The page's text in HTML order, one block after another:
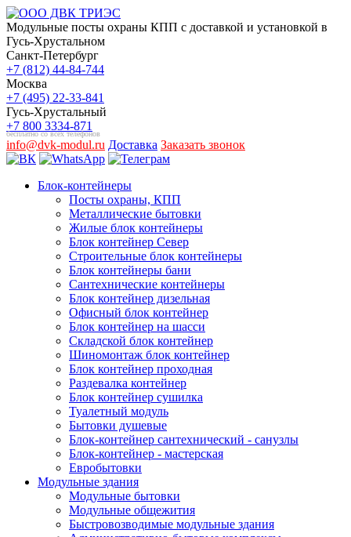
Модульные посты охраны КПП с доставкой и установкой в
Гусь-Хрустальном
Санкт-Петербург
+7 (812) 44-84-744
Москва
+7 (495) 22-33-841
Гусь-Хрустальный
+7 800 3334-871
бесплатно со всех телефонов
info@dvk-modul.ru Доставка Заказать звонок
Блок-контейнеры
Посты охраны, КПП
Металлические бытовки
Жилые блок контейнеры
Блок контейнер Север
Строительные блок контейнеры
Блок контейнеры бани
Сантехнические контейнеры
Блок контейнер дизельная
Офисный блок контейнер
Блок контейнер на шасси
Складской блок контейнер
Шиномонтаж блок контейнер
Блок контейнер проходная
Раздевалка контейнер
Блок контейнер сушилка
Туалетный модуль
Бытовки душевые
Блок-контейнер сантехнический - санузлы
Блок-контейнер - мастерская
Евробытовки
Модульные здания
Модульные бытовки
Модульные общежития
Быстровозводимые модульные здания